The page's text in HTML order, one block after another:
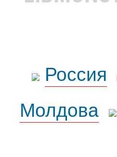
Россия
Молдова